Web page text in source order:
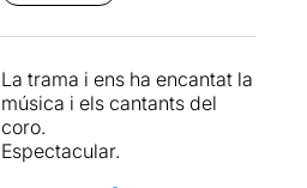
La trama i ens ha encantat la
música i els cantants del
coro.
Espectacular.